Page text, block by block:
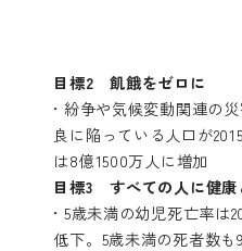
目標2 飢餓をゼロに
• 紛争や気候変動関連の
良に陥っている人口が
は8億1500万人に増加
目標3 すべての人に健康
• 5歳未満の幼児死亡率は
低下。5歳未満の死者数